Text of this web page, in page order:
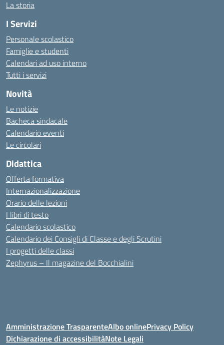
La storia
I Servizi
Personale scolastico
Famiglie e studenti
Calendari ad uso interno
Tutti i servizi
Novità
Le notizie
Bacheca sindacale
Calendario eventi
Le circolari
Didattica
Offerta formativa
Internazionalizzazione
Orario delle lezioni
I libri di testo
Calendario scolastico
Calendario dei Consigli di Classe e degli Scrutini
I progetti delle classi
Zephyrus – Il magazine del Bocchialini
Amministrazione TrasparenteAlbo onlinePrivacy Policy
Dichiarazione di accessibilitàNote Legali